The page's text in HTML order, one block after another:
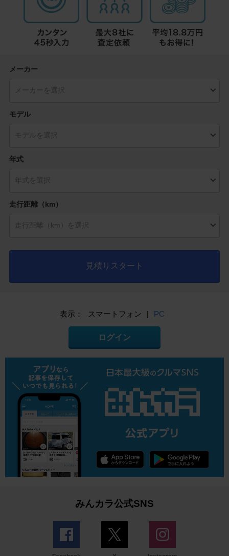
メーカー
モデル
年式
走行距離（km）
見積りスタート
表示： スマートフォン | PC
ログイン
みんカラ公式SNS